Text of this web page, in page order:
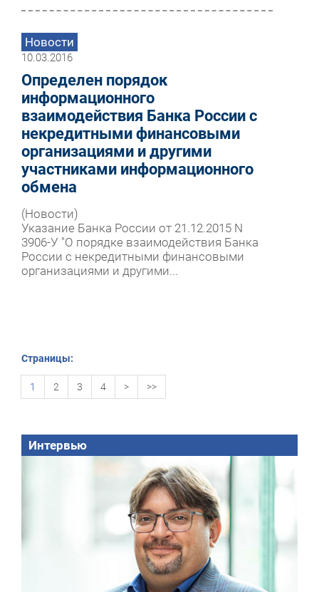
Новости
10.03.2016
Определен порядок
информационного
взаимодействия Банка России с
некредитными финансовыми
организациями и другими
участниками информационного
обмена
(Новости)
Указание Банка России от 21.12.2015 N
3906-У "О порядке взаимодействия Банка
России с некредитными финансовыми
организациями и другими...
Страницы:
1 2 3 4 > >>
Интервью